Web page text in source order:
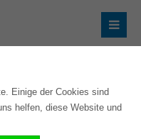
Einige der Cookies sind
helfen, diese Website und